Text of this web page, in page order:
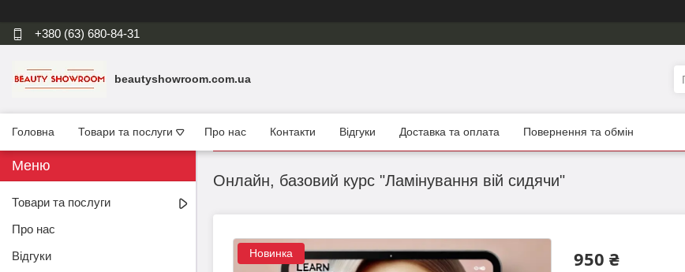
+380 (63) 680-84-31
beautyshowroom.com.ua
Головна Товари та послуги Про нас Контакти Відгуки Доставка та оплата Повернення та обмін
Oнлайн, базовий курс "Ламінування вій сидячи"
Новинка 950 ₴
Товари та послуги
Про нас
Відгуки